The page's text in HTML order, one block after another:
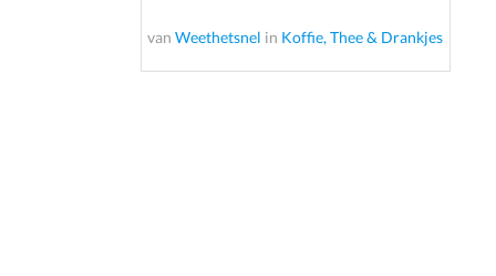
van Weethetsnel in Koffie, Thee & Drankjes